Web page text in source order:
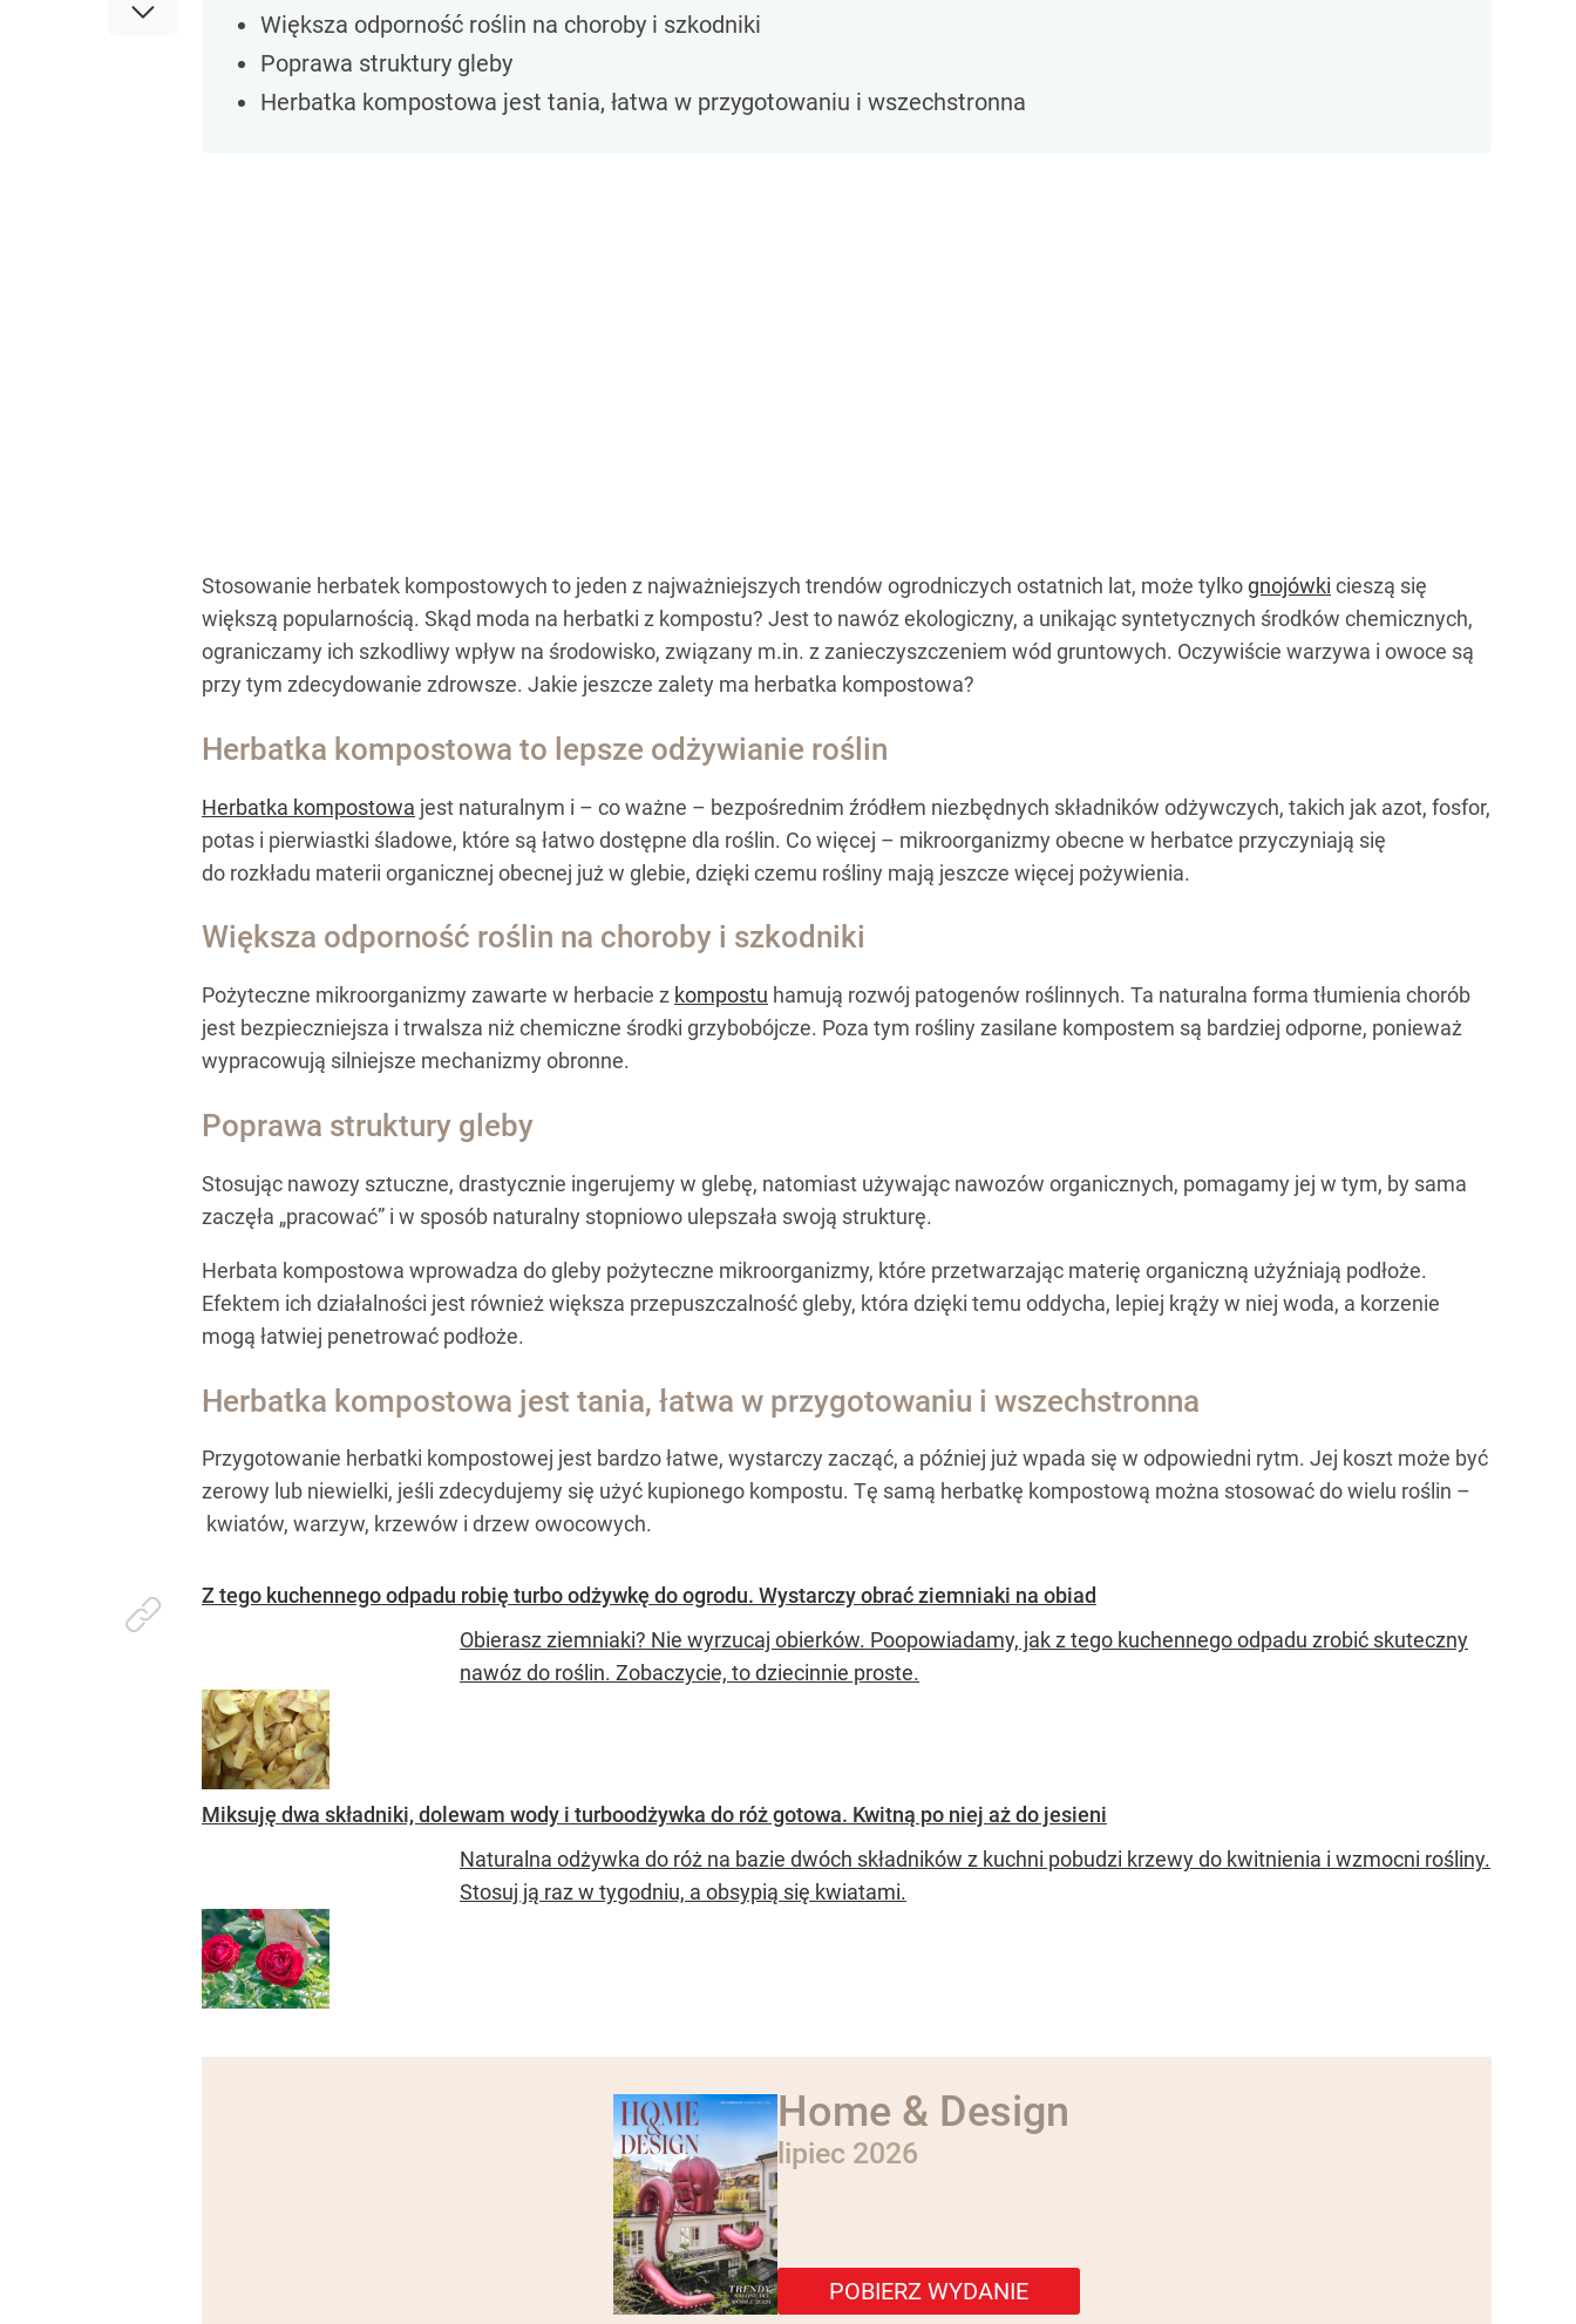
Większa odporność roślin na choroby i szkodniki
Poprawa struktury gleby
Herbatka kompostowa jest tania, łatwa w przygotowaniu i wszechstronna
Stosowanie herbatek kompostowych to jeden z najważniejszych trendów ogrodniczych ostatnich lat, może tylkognojówki cieszą się
większą popularnością. Skąd moda na herbatki z kompostu? Jest to nawóz ekologiczny, a unikając syntetycznych środków chemicznych,
ograniczamy ich szkodliwy wpływ na środowisko, związany m.in. z zanieczyszczeniem wód gruntowych. Oczywiście warzywa i owoce są
przy tym zdecydowanie zdrowsze. Jakie jeszcze zalety ma herbatka kompostowa?
Herbatka kompostowa to lepsze odżywianie roślin
Herbatka kompostowa jest naturalnym i – co ważne – bezpośrednim źródłem niezbędnych składników odżywczych, takich jak azot, fosfor,
potas i pierwiastki śladowe, które są łatwo dostępne dla roślin. Co więcej – mikroorganizmy obecne w herbatce przyczyniają się
do rozkładu materii organicznej obecnej już w glebie, dzięki czemu rośliny mają jeszcze więcej pożywienia.
Większa odporność roślin na choroby i szkodniki
Pożyteczne mikroorganizmy zawarte w herbacie z kompostu hamują rozwój patogenów roślinnych. Ta naturalna forma tłumienia chorób
jest bezpieczniejsza i trwalsza niż chemiczne środki grzybobójcze. Poza tym rośliny zasilane kompostem są bardziej odporne, ponieważ
wypracowują silniejsze mechanizmy obronne.
Poprawa struktury gleby
Stosując nawozy sztuczne, drastycznie ingerujemy w glebę, natomiast używając nawozów organicznych, pomagamy jej w tym, by sama
zaczęła „pracować” i w sposób naturalny stopniowo ulepszała swoją strukturę.
Herbata kompostowa wprowadza do gleby pożyteczne mikroorganizmy, które przetwarzając materię organiczną użyźniają podłoże.
Efektem ich działalności jest również większa przepuszczalność gleby, która dzięki temu oddycha, lepiej krąży w niej woda, a korzenie
mogą łatwiej penetrować podłoże.
Herbatka kompostowa jest tania, łatwa w przygotowaniu i wszechstronna
Przygotowanie herbatki kompostowej jest bardzo łatwe, wystarczy zacząć, a później już wpada się w odpowiedni rytm. Jej koszt może być
zerowy lub niewielki, jeśli zdecydujemy się użyć kupionego kompostu. Tę samą herbatkę kompostową można stosować do wielu roślin –
kwiatów, warzyw, krzewów i drzew owocowych.
Z tego kuchennego odpadu robię turbo odżywkę do ogrodu. Wystarczy obrać ziemniaki na obiad
Obierasz ziemniaki? Nie wyrzucaj obierków. Poopowiadamy, jak z tego kuchennego odpadu zrobić skuteczny
nawóz do roślin. Zobaczycie, to dziecinnie proste.
Miksuję dwa składniki, dolewam wody i turboodżywka do róż gotowa. Kwitną po niej aż do jesieni
Naturalna odżywka do róż na bazie dwóch składników z kuchni pobudzi krzewy do kwitnienia i wzmocni rośliny.
Stosuj ją raz w tygodniu, a obsypią się kwiatami.
Home & Design
lipiec 2026
POBIERZ WYDANIE